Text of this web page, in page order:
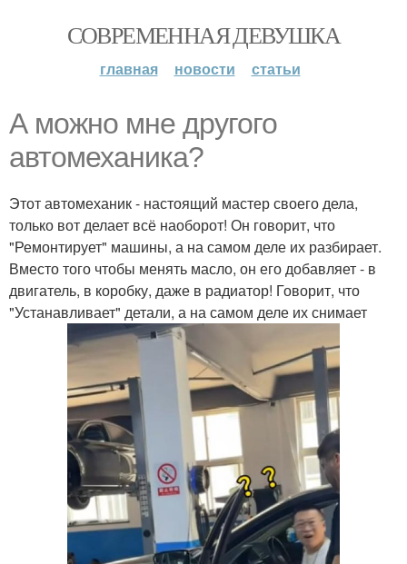
СОВРЕМЕННАЯ ДЕВУШКА
главная новости статьи
А можно мне другого
автомеханика?
Этот автомеханик - настоящий мастер своего дела,
только вот делает всё наоборот! Он говорит, что
"Ремонтирует" машины, а на самом деле их разбирает.
Вместо того чтобы менять масло, он его добавляет - в
двигатель, в коробку, даже в радиатор! Говорит, что
"Устанавливает" детали, а на самом деле их снимает